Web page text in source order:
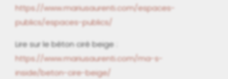
https://www.mariusaurenti.com/espaces-
publics/espaces-publics/
Lire sur le béton ciré beige :
https://www.mariusaurenti.com/ma-s-
inside/beton-cire-beige/